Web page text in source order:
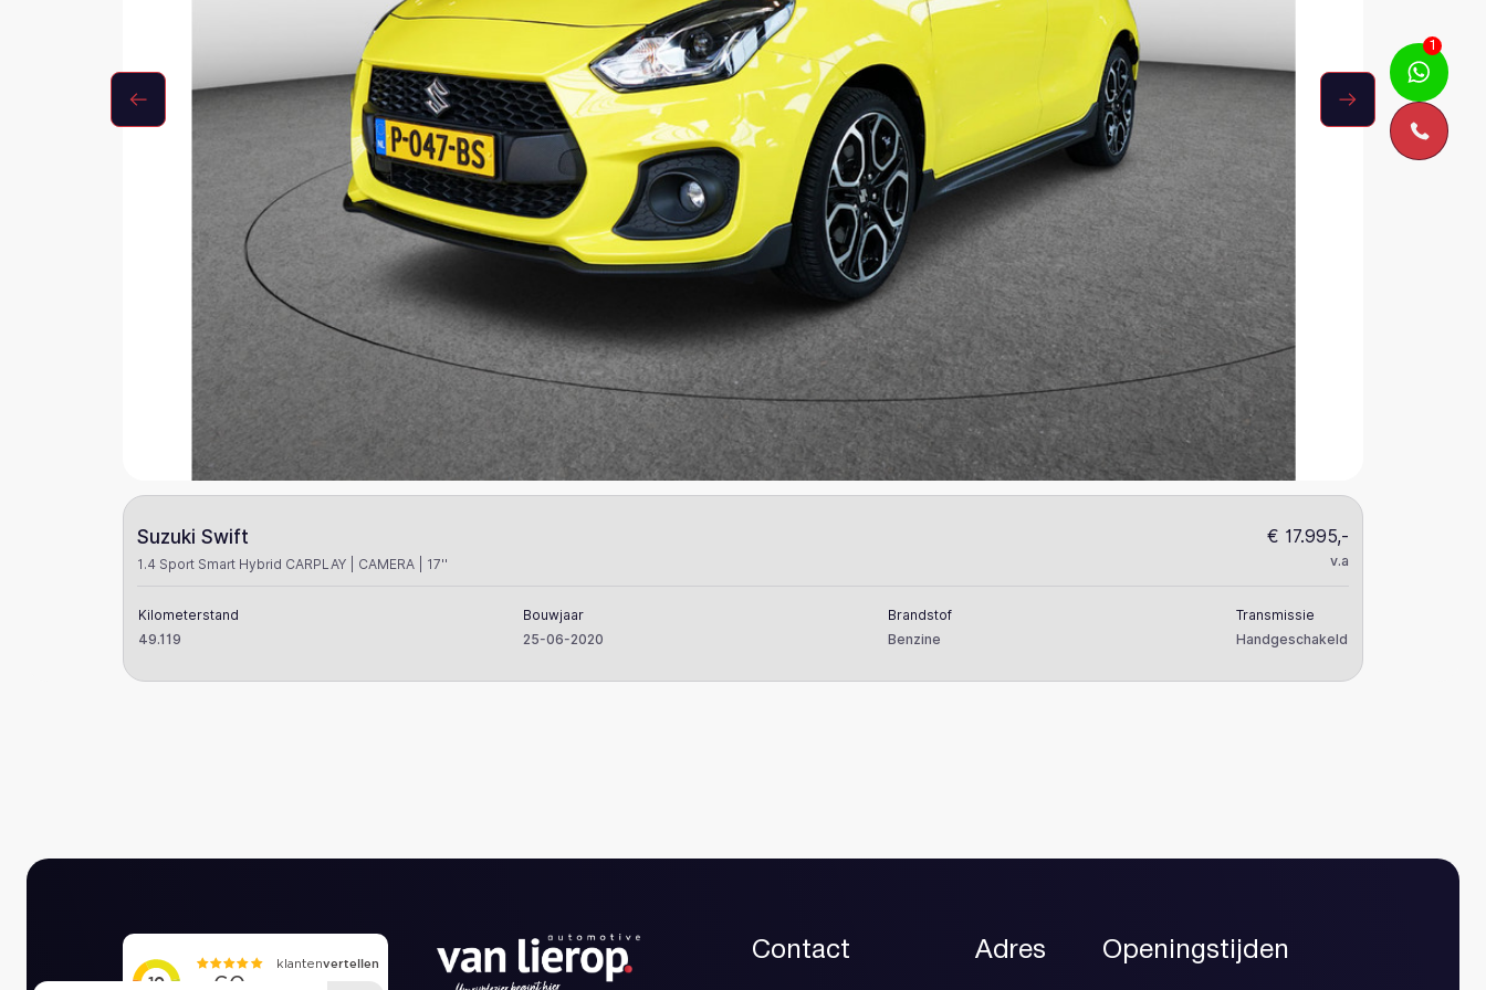
1
Suzuki Swift
1.4 Sport Smart Hybrid CARPLAY | CAMERA | 17''
€ 17.995,-
v.a
Kilometerstand
49.119
Bouwjaar
25-06-2020
Brandstof
Benzine
Transmissie
Handgeschakeld
Contact Adres Openingstijden